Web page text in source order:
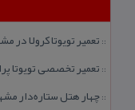
:: تعمیر تویوتا كرولا
:: تعمیر تخصصی تویوتا
::چهار هتل‌ ستاره‌دار مشهد با